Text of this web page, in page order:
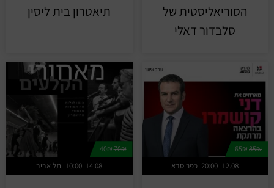
הסוריאליסטית של
סלבדור דאלי
תיאטרון בית ליסין
85₪
כפר סבא 20:00 12.08
70₪
40₪
תל אביב 10:00 14.08